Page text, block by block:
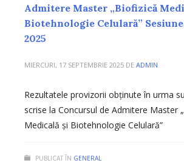
Admitere Master „Biofizică
Biotehnologie Celulară”
2025
MIERCURI, 17 SEPTEMBRIE 2025 DE ADMIN
Rezultatele provizorii obținute în urma
scrise la Concursul de Admitere Master
Medicală și Biotehnologie Celulară”
PUBLICAT ÎN GENERAL